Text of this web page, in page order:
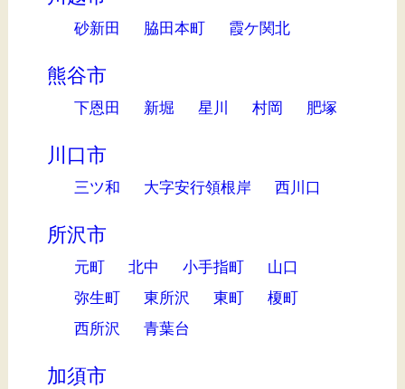
砂新田 脇田本町 霞ケ関北
熊谷市
下恩田 新堀 星川 村岡 肥塚
川口市
三ツ和 大字安行領根岸 西川口
所沢市
元町 北中 小手指町
山口
弥生町
東所沢 東町
榎町
西所沢
青葉台
加須市